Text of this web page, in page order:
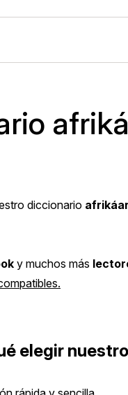
diccionario
y muchos más
elegir